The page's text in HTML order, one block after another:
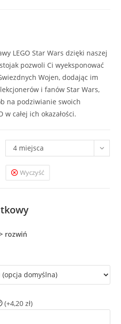
LEGO Star Wars dzięki naszej
pozwoli Ci wyeksponować
Wojen, dodając im
i fanów Star Wars,
na podziwianie swoich
całej ich okazałości.
4 miejsca
Wyczyść
rozwiń
(+4,20 zł)